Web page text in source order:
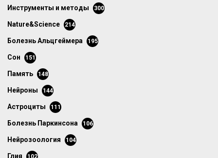
инструменты и методы 300
Nature&Science 214
болезнь Альцгеймера 195
сон 151
память 148
нейроны 144
астроциты 111
болезнь Паркинсона 106
нейрозоология 104
глия 102